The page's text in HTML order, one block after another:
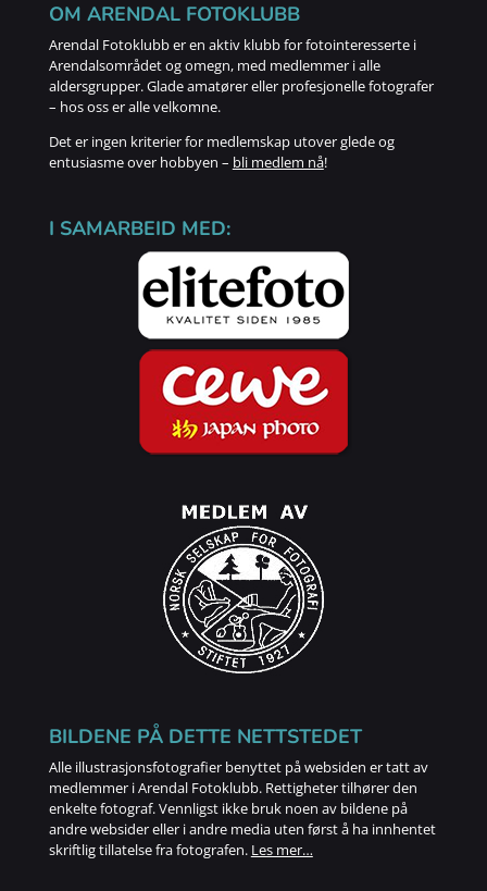
OM ARENDAL FOTOKLUBB
Arendal Fotoklubb er en aktiv klubb for fotointeresserte i
Arendalsområdet og omegn, med medlemmer i alle
aldersgrupper. Glade amatører eller profesjonelle fotografer
– hos oss er alle velkomne.
Det er ingen kriterier for medlemskap utover glede og
entusiasme over hobbyen – bli medlem nå!
I SAMARBEID MED:
BILDENE PÅ DETTE NETTSTEDET
Alle illustrasjonsfotografier benyttet på websiden er tatt av
medlemmer i Arendal Fotoklubb. Rettigheter tilhører den
enkelte fotograf. Vennligst ikke bruk noen av bildene på
andre websider eller i andre media uten først å ha innhentet
skriftlig tillatelse fra fotografen. Les mer…